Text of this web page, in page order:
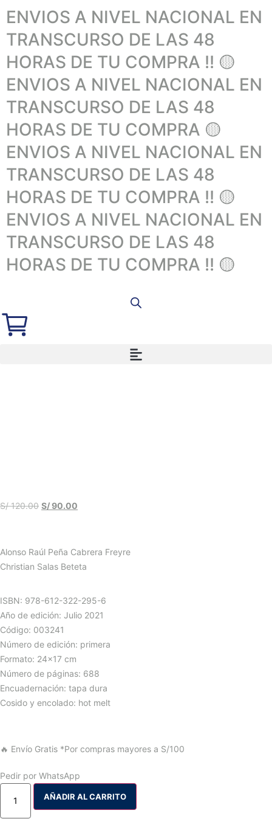
ENVIOS A NIVEL NACIONAL EN
TRANSCURSO DE LAS 48
HORAS DE TU COMPRA !! 🟡
ENVIOS A NIVEL NACIONAL EN
TRANSCURSO DE LAS 48
HORAS DE TU COMPRA 🟡
ENVIOS A NIVEL NACIONAL EN
TRANSCURSO DE LAS 48
HORAS DE TU COMPRA !! 🟡
ENVIOS A NIVEL NACIONAL EN
TRANSCURSO DE LAS 48
HORAS DE TU COMPRA !! 🟡
S/120.00 S/90.00
Alonso Raúl Peña Cabrera Freyre
Christian Salas Beteta
ISBN: 978-612-322-295-6
Año de edición: Julio 2021
Código: 003241
Número de edición: primera
Formato: 24×17 cm
Número de páginas: 688
Encuadernación: tapa dura
Cosido y encolado: hot melt
🔥 Envío Gratis *Por compras mayores a S/100
Pedir por WhatsApp
AÑADIR AL CARRITO